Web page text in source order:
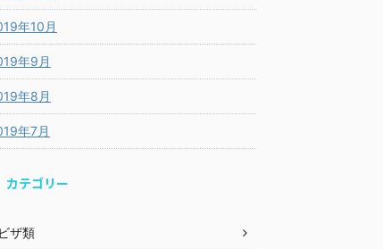
年10月
年9月
年8月
年7月
カテゴリー
ビザ類